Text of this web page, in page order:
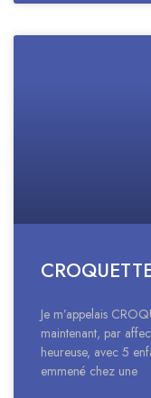
Je m’appelais
maintenant, par
heureuse, avec 5
emmené chez une